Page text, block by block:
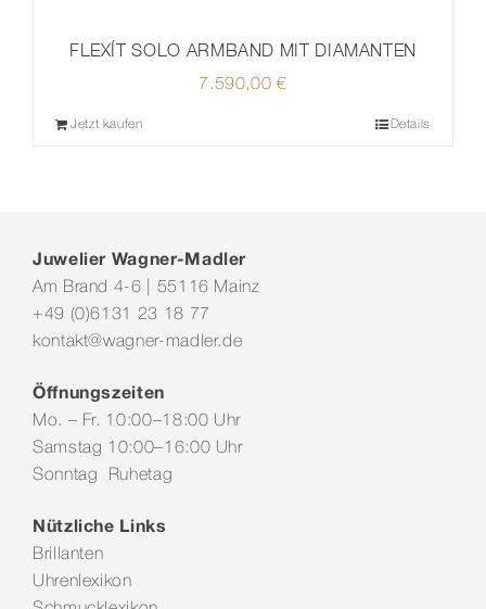
FLEXÍT SOLO ARMBAND MIT DIAMANTEN
7.590,00€
Jetzt kaufen Details
Juwelier Wagner-Madler
Am Brand 4-6 | 55116 Mainz
+49 (0)6131 23 18 77
kontakt@wagner-madler.de
Öffnungszeiten
Mo. – Fr. 10:00–18:00 Uhr
Samstag 10:00–16:00 Uhr
Sonntag Ruhetag
Nützliche Links
Brillanten
Uhrenlexikon